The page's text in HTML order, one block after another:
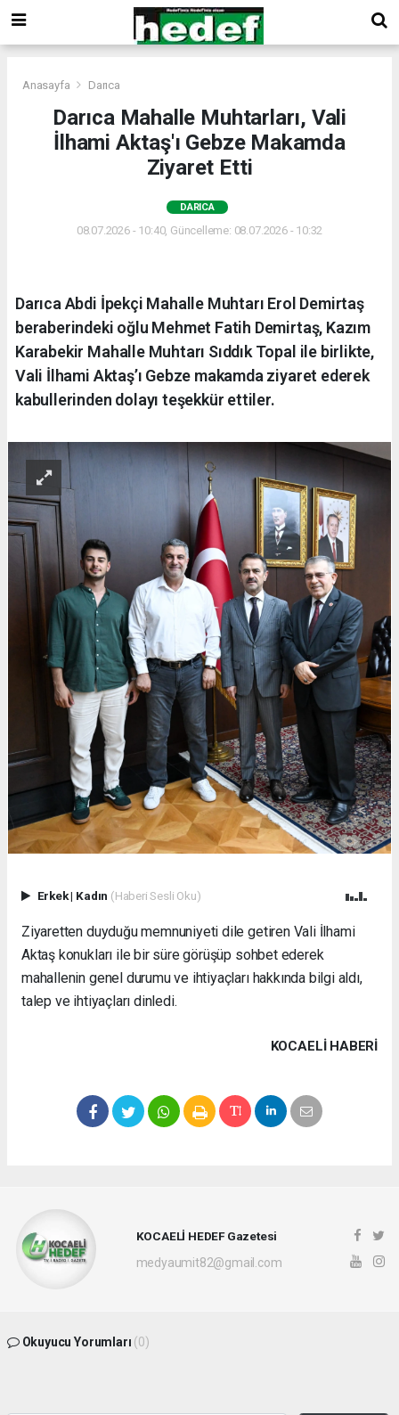
Anasayfa Darıca
Darıca Mahalle Muhtarları, Vali
İlhami Aktaş'ı Gebze Makamda
Ziyaret Etti
DARICA
08.07.2026 - 10:40, Güncelleme: 08.07.2026 - 10:32
Darıca Abdi İpekçi Mahalle Muhtarı Erol Demirtaş
beraberindeki oğlu Mehmet Fatih Demirtaş, Kazım
Karabekir Mahalle Muhtarı Sıddık Topal ile birlikte,
Vali İlhami Aktaş’ı Gebze makamda ziyaret ederek
kabullerinden dolayı teşekkür ettiler.
Erkek| Kadın (Haberi Sesli Oku)
Ziyaretten duyduğu memnuniyeti dile getiren Vali İlhami
Aktaş konukları ile bir süre görüşüp sohbet ederek
mahallenin genel durumu ve ihtiyaçları hakkında bilgi aldı,
talep ve ihtiyaçları dinledi.
KOCAELI HABERİ
KOCAELİ HEDEF Gazetesi
medyaumit82@gmail.com
Okuyucu Yorumları (0)